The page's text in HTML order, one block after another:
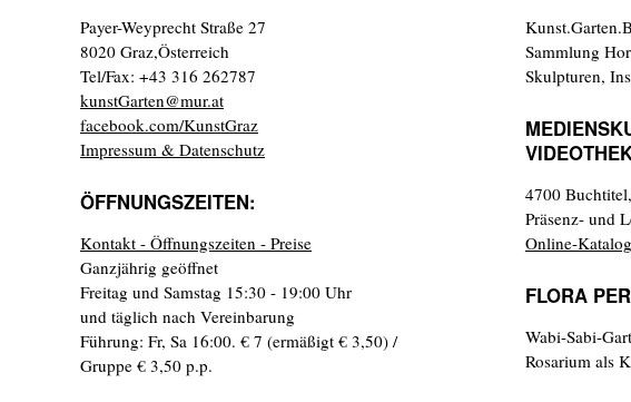
Payer-Weyprecht Straße 27
8020 Graz,Österreich
Tel/Fax: +43 316 262787
kunstGarten@mur.at
facebook.com/KunstGraz
Impressum & Datenschutz
ÖFFNUNGSZEITEN:
Kontakt - Öffnungszeiten - Preise
Ganzjährig geöffnet
Freitag und Samstag 15:30 - 19:00 Uhr
und täglich nach Vereinbarung
Führung: Fr, Sa 16:00. € 7 (ermäßigt € 3,50) /
Gruppe € 3,50 p.p.
Sammlung
Skulpturen,
4700
Präsenz- und
Online-Katalog
FLORA
Wabi-Sabi-
Rosarium als